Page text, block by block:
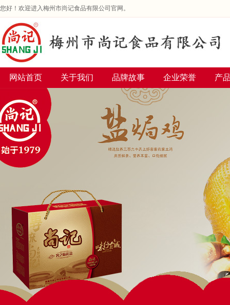
您好！欢迎进入梅州市尚记食品有限公司官网。
网站首页 关于我们 品牌故事 企业荣誉 产